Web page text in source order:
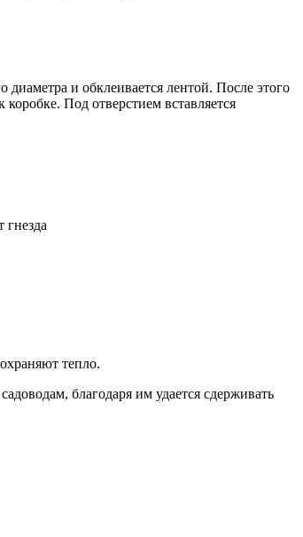
диаметра и обклеивается лентой. После этого
Под отверстием вставляется
гнезда
тепло.
благодаря им удается сдерживать